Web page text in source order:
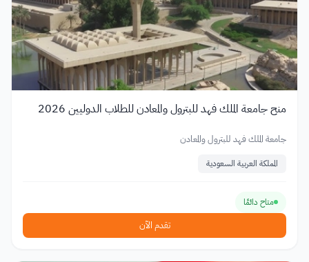
منح جامعة الملك فهد للبترول والمعادن للطلاب الدوليين 2026
جامعة الملك فهد للبترول والمعادن
المملكة العربية السعودية
متاح دائمًا
تقدم الآن